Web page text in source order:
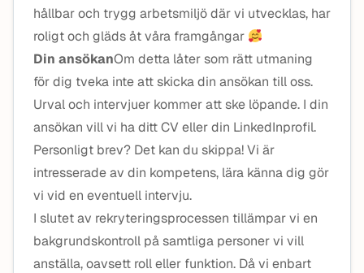
hållbar och trygg arbetsmiljö där vi utvecklas, har
roligt och gläds åt våra framgångar
Din ansökanOm detta låter som rätt utmaning
för dig tveka inte att skicka din ansökan till oss.
Urval och intervjuer kommer att ske löpande. I din
ansökan vill vi ha ditt CV eller din LinkedInprofil.
Personligt brev? Det kan du skippa! Vi är
intresserade av din kompetens, lära känna dig gör
vi vid en eventuell intervju.
I slutet av rekryteringsprocessen tillämpar vi en
bakgrundskontroll på samtliga personer vi vill
anställa, oavsett roll eller funktion. Då vi enbart